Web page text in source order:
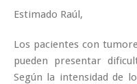
Estimado Raúl,
Los pacientes con
pueden presentar
Según la intensidad de